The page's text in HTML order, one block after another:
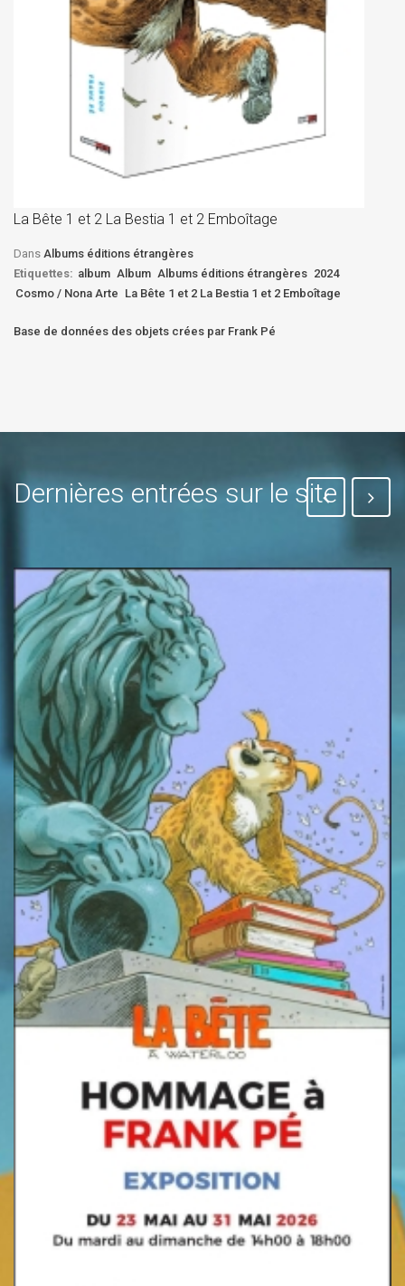
La Bête 1 et 2 La Bestia 1 et 2 Emboîtage
Dans Albums éditions étrangères
Etiquettes: album Album Albums éditions étrangères 2024
Cosmo / Nona Arte La Bête 1 et 2 La Bestia 1 et 2 Emboîtage
Base de données des objets crées par Frank Pé
Dernières entrées sur le site